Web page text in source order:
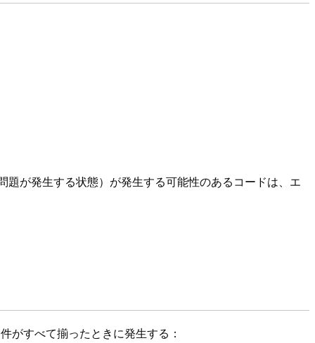
が発生する状態）が発生する可能性のあるコードは、エ
がすべて揃ったときに発生する：